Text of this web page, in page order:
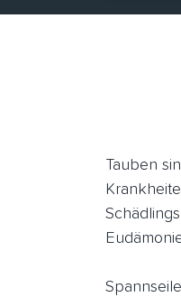
Tauben